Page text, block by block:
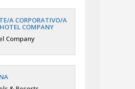
A CORPORATIVO/A
COMPANY
Company